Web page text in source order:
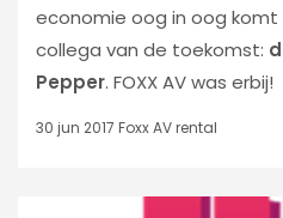
economie oog in oog
collega van de toekomst:
Pepper. FOXX AV was erbij!
30 jun 2017 Foxx AV rental